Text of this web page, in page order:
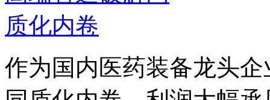
作为国内医药装备龙头